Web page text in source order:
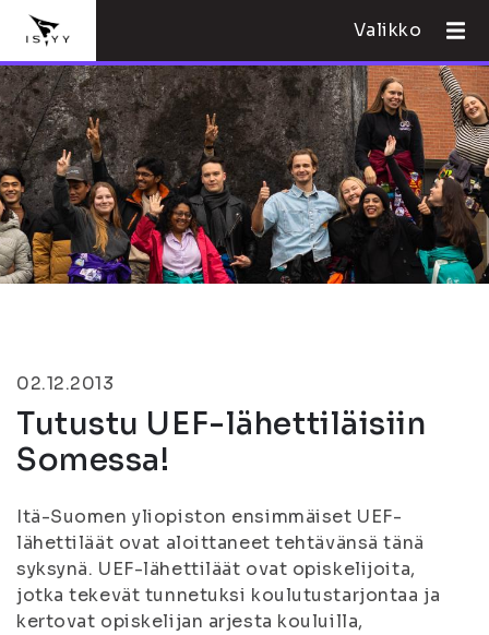
Valikko
02.12.2013
Tutustu UEF-lähettiläisiin
Somessa!
Itä-Suomen yliopiston ensimmäiset UEF-
lähettiläät ovat aloittaneet tehtävänsä tänä
syksynä. UEF-lähettiläät ovat opiskelijoita,
jotka tekevät tunnetuksi koulutustarjontaa ja
kertovat opiskelijan arjesta kouluilla,